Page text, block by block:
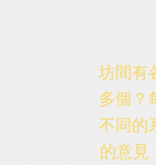
坊間有
多個？
不同的
的意見